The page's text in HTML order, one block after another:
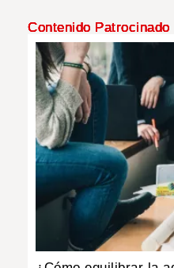
Contenido Patrocinado